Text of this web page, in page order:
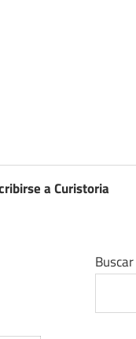
a Curistoria
Buscar